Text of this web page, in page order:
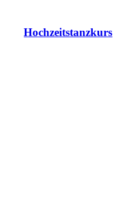
Hochzeitstanzkurs